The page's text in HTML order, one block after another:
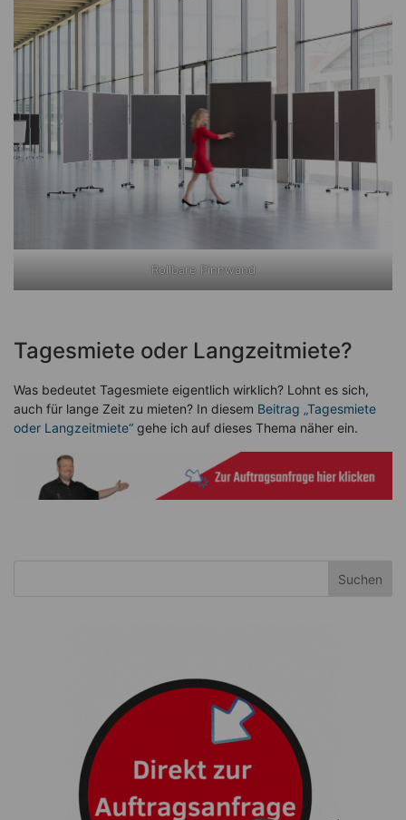
Rollbare Pinnwand
Tagesmiete oder Langzeitmiete?
Was bedeutet Tagesmiete eigentlich wirklich? Lohnt es sich,
auch für lange Zeit zu mieten? In diesem Beitrag „Tagesmiete
oder Langzeitmiete“ gehe ich auf dieses Thema näher ein.
Suchen